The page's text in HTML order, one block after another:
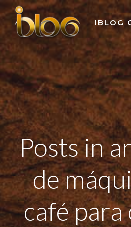
Skip
to
IBLOG
Posts in
de
café